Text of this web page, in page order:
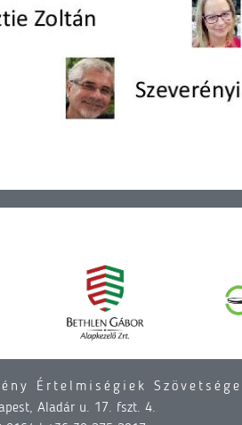
Értelmiségiek Szövetsége
Aladár u. 17. fszt. 4.